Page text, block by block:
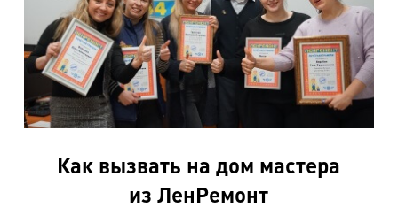
Пальто на подкл. из овчины
3800 руб.
Сапоги меховые (овчина) типа UGG
1750 руб.
Изделия, комбинированные текстилем
Жилет, шорты (комбин. текстилем)
1350 руб.
Брюки, бриджи (комбин. текстилем)
Как вызвать на дом мастера
из ЛенРемонт